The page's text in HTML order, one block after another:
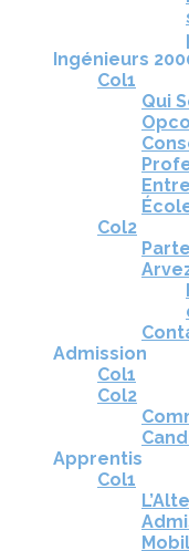
Ingénieurs
Col1
Qui
Col2
Admission
Col1
Col2
Apprentis
Col1